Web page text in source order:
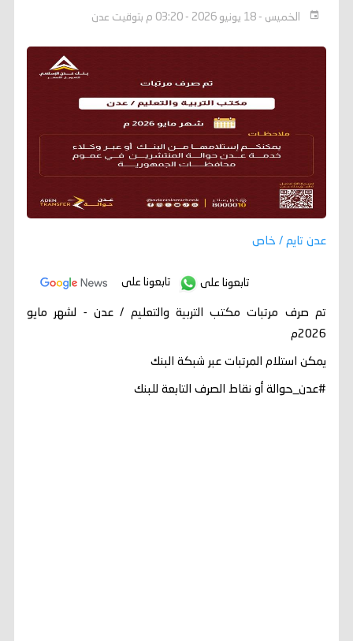
الخميس - 18 يونيو 2026 - 03:20 م بتوقيت عدن
عدن تايم / خاص
تابعونا على تابعونا على
تم صرف مرتبات مكتب التربية والتعليم / عدن - لشهر مايو
2026م
يمكن استلام المرتبات عبر شبكة البنك
#عدن_حوالة أو نقاط الصرف التابعة للبنك